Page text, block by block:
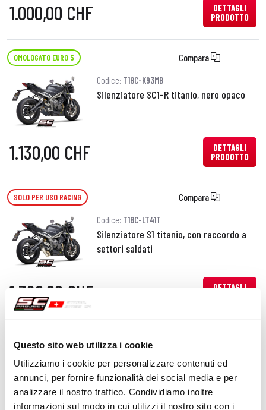
Questo sito web utilizza i cookie
Utilizziamo i cookie per personalizzare contenuti ed
annunci, per fornire funzionalità dei social media e per
analizzare il nostro traffico. Condividiamo inoltre
informazioni sul modo in cui utilizzi il nostro sito con i
1.000,00 CHF
DETTAGLI
PRODOTTO
OMOLOGATO EURO 5 Compara
Codice: T18C-K93MB
Silenziatore SC1-R titanio, nero opaco
1.130,00 CHF
DETTAGLI
PRODOTTO
SOLO PER USO RACING Compara
Codice: T18C-LT41T
Silenziatore S1 titanio, con raccordo a
settori saldati
1.320,00 CHF
DETTAGLI
Codice:T18C-LT38T
Silenziatore CR-T titanio, con raccordo
a settori saldati